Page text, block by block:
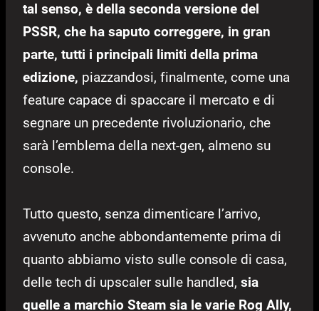
tal senso, è della seconda versione del
PSSR, che ha saputo correggere, in gran
parte, tutti i principali limiti della prima
edizione, piazzandosi, finalmente, come una
feature capace di spaccare il mercato e di
segnare un precedente rivoluzionario, che
sarà l’emblema della next-gen, almeno su
console.
Tutto questo, senza dimenticare l’arrivo,
avvenuto anche abbondantemente prima di
quanto abbiamo visto sulle console di casa,
delle tech di upscaler sulle handled, sia
quelle a marchio Steam sia le varie Rog Ally,